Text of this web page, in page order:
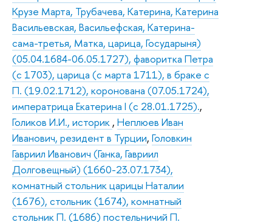
Крузе Марта, Трубачева, Катерина, Катерина
Васильевская, Васильефская, Катерина-
сама-третья, Матка, царица, Государыня)
(05.04.1684-06.05.1727), фаворитка Петра
(с 1703), царица (с марта 1711), в браке с
П. (19.02.1712), коронована (07.05.1724),
императрица Екатерина I (с 28.01.1725).,
Голиков И.И., историк , Неплюев Иван
Иванович, резидент в Турции, Головкин
Гавриил Иванович (Ганка, Гавриил
Долговещный) (1660-23.07.1734),
комнатный стольник царицы Наталии
(1676), стольник (1674), комнатный
стольник П. (1686) постельничий П.